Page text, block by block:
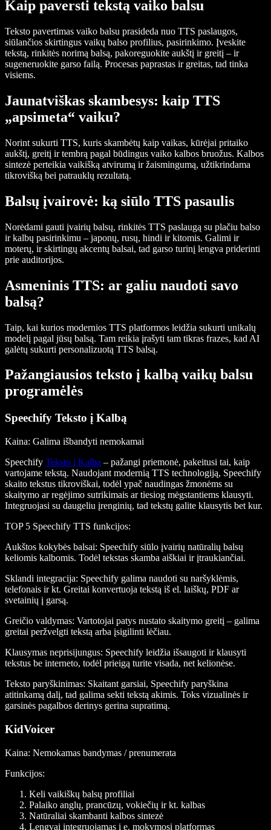
Kaip paversti tekstą vaiko balsu
Teksto pavertimas vaiko balsu prasideda nuo TTS paslaugos,
siūlančios skirtingus vaikų balso profilius, pasirinkimo. Įveskite
tekstą, rinkitės norimą balsą, pakoreguokite aukštį ir greitį – ir
sugeneruokite garso failą. Procesas paprastas ir greitas, tad tinka
visiems.
Jaunatviškas skambesys: kaip TTS
„apsimeta“ vaiku?
Norint sukurti TTS, kuris skambėtų kaip vaikas, kūrėjai pritaiko
aukštį, greitį ir tembrą pagal būdingus vaiko kalbos bruožus. Kalbos
sintezė perteikia vaikišką atvirumą ir žaismingumą, užtikrindama
tikrovišką bei patrauklų rezultatą.
Balsų įvairovė: ką siūlo TTS pasaulis
Norėdami gauti įvairių balsų, rinkitės TTS paslaugą su plačiu balso
ir kalbų pasirinkimu – japonų, rusų, hindi ir kitomis. Galimi ir
moterų, ir skirtingų akcentų balsai, tad garso turinį lengva priderinti
prie auditorijos.
Asmeninis TTS: ar galiu naudoti savo
balsą?
Taip, kai kurios modernios TTS platformos leidžia sukurti unikalų
modelį pagal jūsų balsą. Tam reikia įrašyti tam tikras frazes, kad AI
galėtų sukurti personalizuotą TTS balsą.
Pažangiausios teksto į kalbą vaikų balsu
programėlės
Speechify Teksto į Kalbą
Kaina: Galima išbandyti nemokamai
Speechify Teksto į Kalbą – pažangi priemonė, pakeitusi tai, kaip
vartojame tekstą. Naudojant modernią TTS technologiją, Speechify
skaito tekstus tikroviškai, todėl ypač naudingas žmonėms su
skaitymo ar regėjimo sutrikimais ar tiesiog mėgstantiems klausyti.
Integruojasi su daugeliu įrenginių, tad tekstų galite klausytis bet kur.
TOP 5 Speechify TTS funkcijos:
Aukštos kokybės balsai: Speechify siūlo įvairių natūralių balsų
keliomis kalbomis. Todėl tekstas skamba aiškiai ir įtraukiančiai.
Sklandi integracija: Speechify galima naudoti su naršyklėmis,
telefonais ir kt. Greitai konvertuoja tekstą iš el. laiškų, PDF ar
svetainių į garsą.
Greičio valdymas: Vartotojai patys nustato skaitymo greitį – galima
greitai peržvelgti tekstą arba įsigilinti lėčiau.
Klausymas neprisijungus: Speechify leidžia išsaugoti ir klausyti
tekstus be interneto, todėl prieigą turite visada, net kelionėse.
Teksto paryškinimas: Skaitant garsiai, Speechify paryškina
atitinkamą dalį, tad galima sekti tekstą akimis. Toks vizualinės ir
garsinės pagalbos derinys gerina supratimą.
KidVoicer
Kaina: Nemokamas bandymas / prenumerata
Funkcijos:
Keli vaikiškų balsų profiliai
Palaiko anglų, prancūzų, vokiečių ir kt. kalbas
Natūraliai skambanti kalbos sintezė
Lengvai integruojamas į e. mokymosi platformas